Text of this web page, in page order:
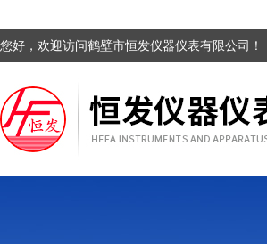
您好，欢迎访问鹤壁市恒发仪器仪表有限公司！